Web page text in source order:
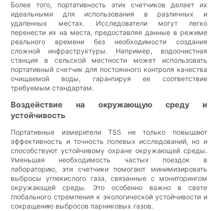
Более того, портативность этих счетчиков делает их
идеальными для использования в различных и
удаленных местах. Исследователи могут легко
перенести их на места, предоставляя данные в режиме
реального времени без необходимости создания
сложной инфраструктуры. Например, водоочистная
станция в сельской местности может использовать
портативный счетчик для постоянного контроля качества
очищаемой воды, гарантируя ее соответствие
требуемым стандартам.
Воздействие на окружающую среду и
устойчивость
Портативные измерители TSS не только повышают
эффективность и точность полевых исследований, но и
способствуют устойчивому охране окружающей среды.
Уменьшая необходимость частых поездок в
лабораторию, эти счетчики помогают минимизировать
выбросы углекислого газа, связанные с мониторингом
окружающей среды. Это особенно важно в свете
глобального стремления к экологической устойчивости и
сокращению выбросов парниковых газов.